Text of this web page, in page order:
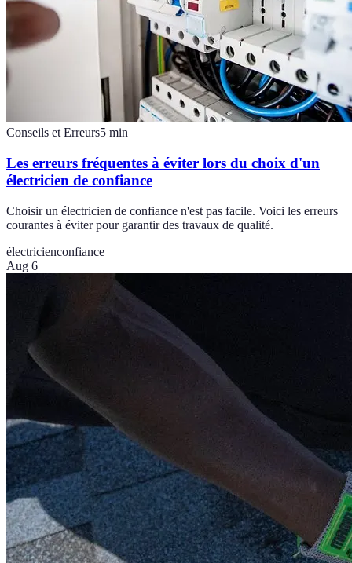
Conseils et Erreurs5 min
Les erreurs fréquentes à éviter lors du choix d'un
électricien de confiance
Choisir un électricien de confiance n'est pas facile. Voici les erreurs
courantes à éviter pour garantir des travaux de qualité.
électricienconfiance
Aug 6